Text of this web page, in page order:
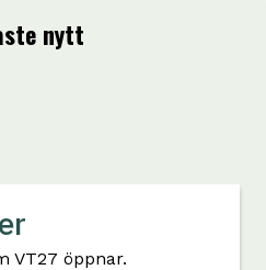
nytt
VT27 öppnar.